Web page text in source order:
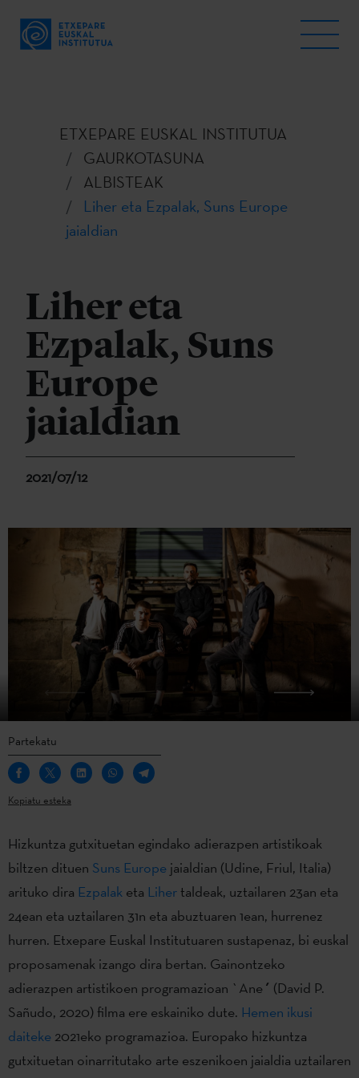
ETXEPARE EUSKAL INSTITUTUA
GAURKOTASUNA
ALBISTEAK
Liher eta Ezpalak, Suns Europe
jaialdian
Liher eta
Ezpalak, Suns
Europe
jaialdian
2021/07/12
Partekatu
Kopiatu esteka
Hizkuntza gutxituetan egindako adierazpen artistikoak
biltzen dituen Suns Europe jaialdian (Udine, Friul, Italia)
arituko dira Ezpalak eta Liher taldeak, uztailaren 23an eta
24ean eta uztailaren 31n eta abuztuaren 1ean, hurrenez
hurren. Etxepare Euskal Institutuaren sustapenaz, bi euskal
proposamenak izango dira bertan. Gainontzeko
adierazpen artistikoen programazioan `Ane´ (David P.
Sañudo, 2020) filma ere eskainiko dute. Hemen ikusi
daiteke 2021eko programazioa. Europako hizkuntza
gutxituetan oinarritutako arte eszenikoen jaialdia uztailaren